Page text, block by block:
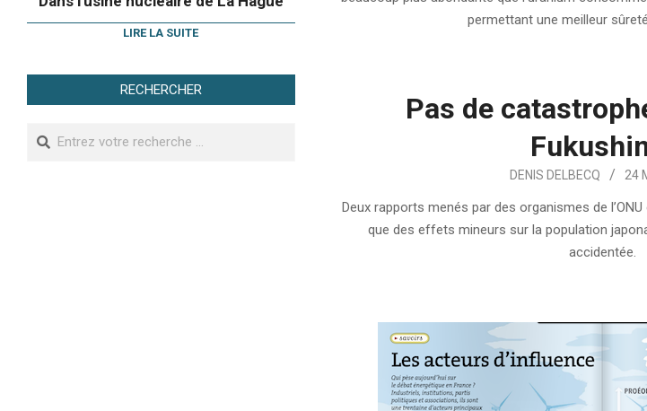
permettant une meilleur
Pas de
DENIS DELBECQ 24
Deux rapports menés par des organismes de
que des effets mineurs sur la population
accidentée.
LIRE LA SUITE
RECHERCHER